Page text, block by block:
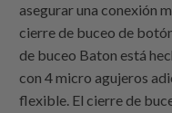
asegurar una conexión
cierre de buceo de
de buceo Baton está
con 4 micro agujeros
flexible. El cierre de